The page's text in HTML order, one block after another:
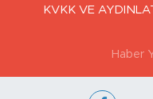
KVKK VE
Haber